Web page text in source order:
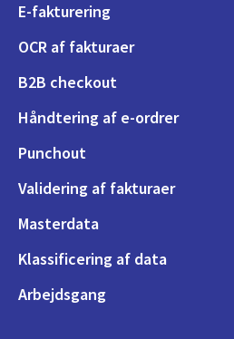
E-fakturering
OCR af fakturaer
B2B checkout
Håndtering af e-ordrer
Punchout
Validering af fakturaer
Masterdata
Klassificering af data
Arbejdsgang